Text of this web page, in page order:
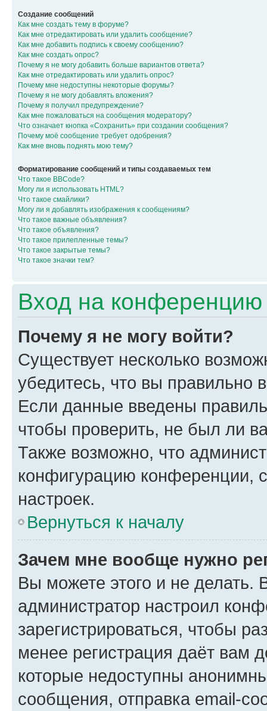
Создание сообщений
Как мне создать тему в форуме?
Как мне отредактировать или удалить сообщение?
Как мне добавить подпись к своему сообщению?
Как мне создать опрос?
Почему я не могу добавить больше вариантов ответа?
Как мне отредактировать или удалить опрос?
Почему мне недоступны некоторые форумы?
Почему я не могу добавлять вложения?
Почему я получил предупреждение?
Как мне пожаловаться на сообщения модератору?
Что означает кнопка «Сохранить» при создании сообщения?
Почему моё сообщение требует одобрения?
Как мне вновь поднять мою тему?
Форматирование сообщений и типы создаваемых тем
Что такое BBCode?
Могу ли я использовать HTML?
Что такое смайлики?
Могу ли я добавлять изображения к сообщениям?
Что такое важные объявления?
Что такое объявления?
Что такое прилепленные темы?
Что такое закрытые темы?
Что такое значки тем?
Вход на конференцию
Почему я не могу войти?
Существует несколько
убедитесь, что вы правильно
Если данные введены
чтобы проверить, не был ли
Также возможно, что
конфигурацию конференции,
настроек.
Вернуться к началу
Зачем мне вообще нужно
Вы можете этого и не делать.
администратор настроил
зарегистрироваться, чтобы
менее регистрация даёт вам
которые недоступны
сообщения, отправка email-